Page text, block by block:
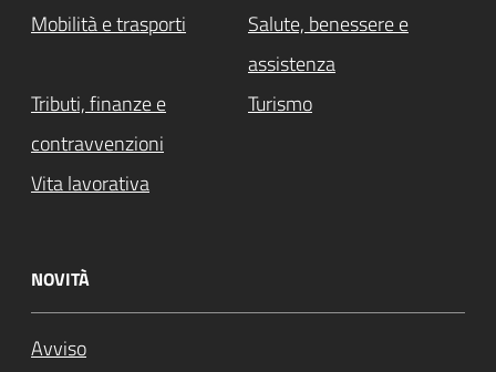
Mobilità e trasporti
Salute, benessere e
assistenza
Tributi, finanze e
contravvenzioni
Turismo
Vita lavorativa
NOVITÀ
Avviso